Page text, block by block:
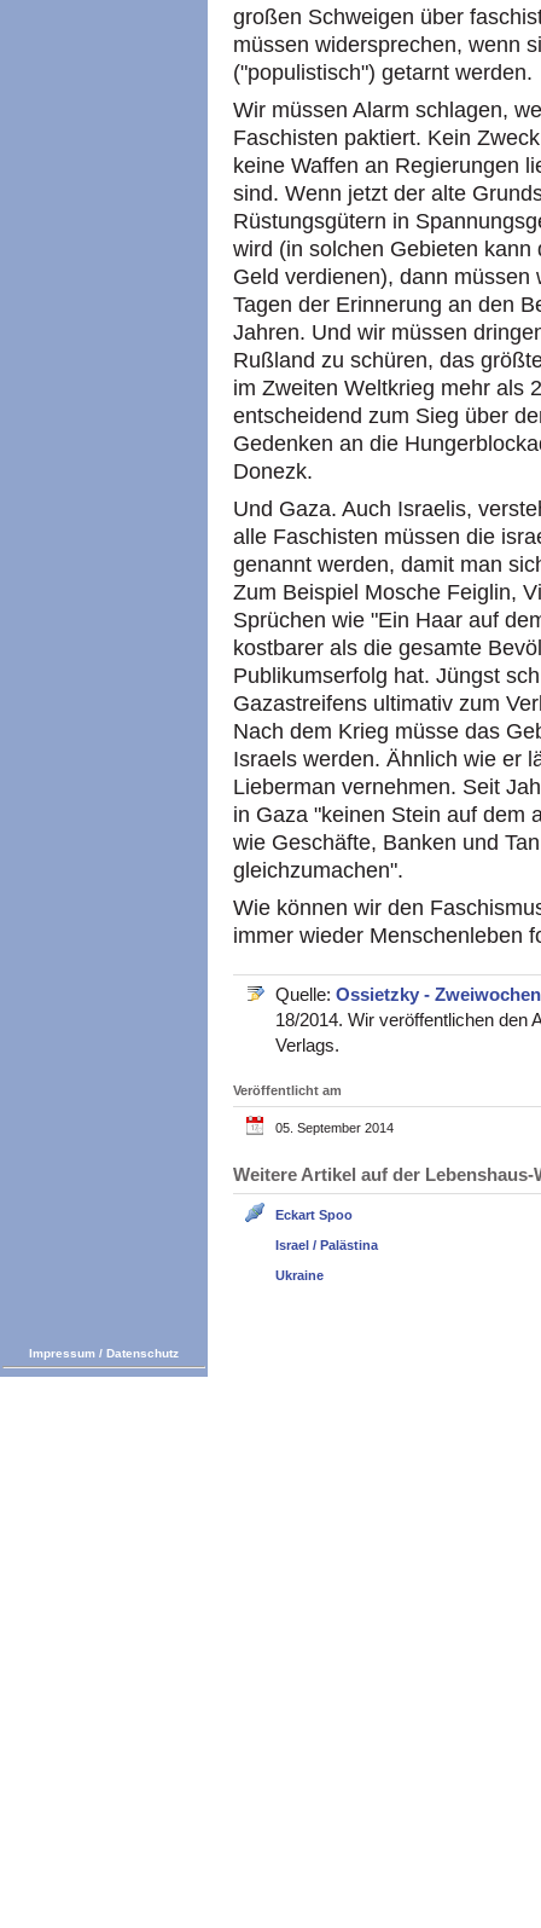
großen Schweigen über
müssen widersprechen, wenn
("populistisch") getarnt werden.
Wir müssen Alarm schlagen,
Faschisten paktiert. Kein
keine Waffen an Regierungen
sind. Wenn jetzt der alte
Rüstungsgütern in
wird (in solchen Gebieten
Geld verdienen), dann
Tagen der Erinnerung an den
Jahren. Und wir müssen
Rußland zu schüren, das
im Zweiten Weltkrieg mehr als
entscheidend zum Sieg über
Gedenken an die
Donezk.
Und Gaza. Auch Israelis,
alle Faschisten müssen die
genannt werden, damit man
Zum Beispiel Mosche Feiglin,
Sprüchen wie "Ein Haar auf
kostbarer als die gesamte
Publikumserfolg hat. Jüngst
Gazastreifens ultimativ zum
Nach dem Krieg müsse das
Israels werden. Ähnlich wie er
Lieberman vernehmen. Seit
in Gaza "keinen Stein auf dem
wie Geschäfte, Banken und
gleichzumachen".
Wie können wir den
immer wieder Menschenleben
Quelle: Ossietzky -
18/2014. Wir veröffentlichen den
Verlags.
Veröffentlicht am
05. September 2014
Weitere Artikel auf der
Eckart Spoo
Israel / Palästina
Ukraine
Impressum / Datenschutz